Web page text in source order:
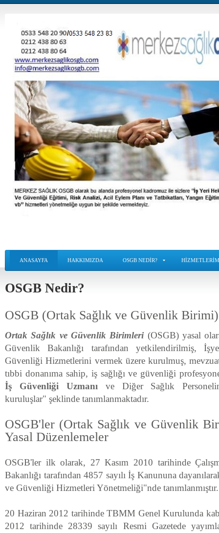
ANASAYFA HAKKIMIZDA OSGB NEDIR?
OSGB Nedir?
OSGB (Ortak Sağlık ve Güvenlik Birimi)
Ortak Sağlık ve Güvenlik Birimleri(OSGB) yasal
Güvenlik Bakanlığı tarafından yetkilendirilmiş,
Güvenliği Hizmetlerini vermek üzere kurulmuş,
tıbbi donanıma sahip, iş sağlığı ve güvenliği
İş Güvenliği Uzmanı ve Diğer Sağlık
kuruluşlar" şeklinde tanımlanmaktadır.
OSGB'ler (Ortak Sağlık ve Güvenlik
Yasal Düzenlemeler
OSGB'ler ilk olarak, 27 Kasım 2010 tarihinde
Bakanlığı tarafından 4857 sayılı İş Kanununa
ve Güvenliği Hizmetleri Yönetmeliği"nde tanımlanmıştır.
20 Haziran 2012 tarihinde TBMM Genel Kurulunda
2012 tarihinde 28339 sayılı Resmi Gazetede